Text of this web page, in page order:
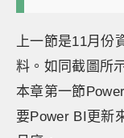
上一節是11月份
料。如同截圖所
本章第一節
要Power BI更新